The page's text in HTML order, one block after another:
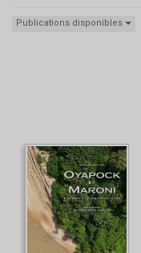
Publications disponibles